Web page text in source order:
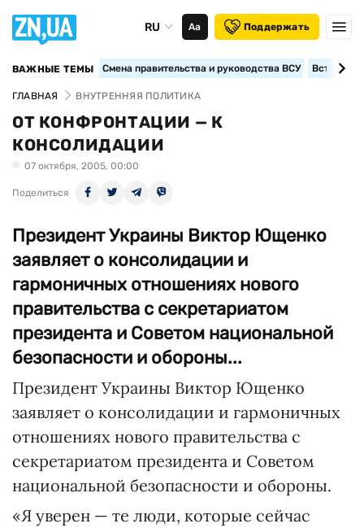
RU Аа Поддержать
ВАЖНЫЕ ТЕМЫ Смена правительства и руководства ВСУ
ГЛАВНАЯ ВНУТРЕННЯЯ ПОЛИТИКА
ОТ КОНФРОНТАЦИИ — К
КОНСОЛИДАЦИИ
07 октября, 2005, 00:00
Поделиться
Президент Украины Виктор Ющенко
заявляет о консолидации и
гармоничных отношениях нового
правительства с секретариатом
президента и Советом национальной
безопасности и обороны...
Президент Украины Виктор Ющенко
заявляет о консолидации и гармоничных
отношениях нового правительства с
секретариатом президента и Советом
национальной безопасности и обороны.
«Я уверен — те люди, которые сейчас